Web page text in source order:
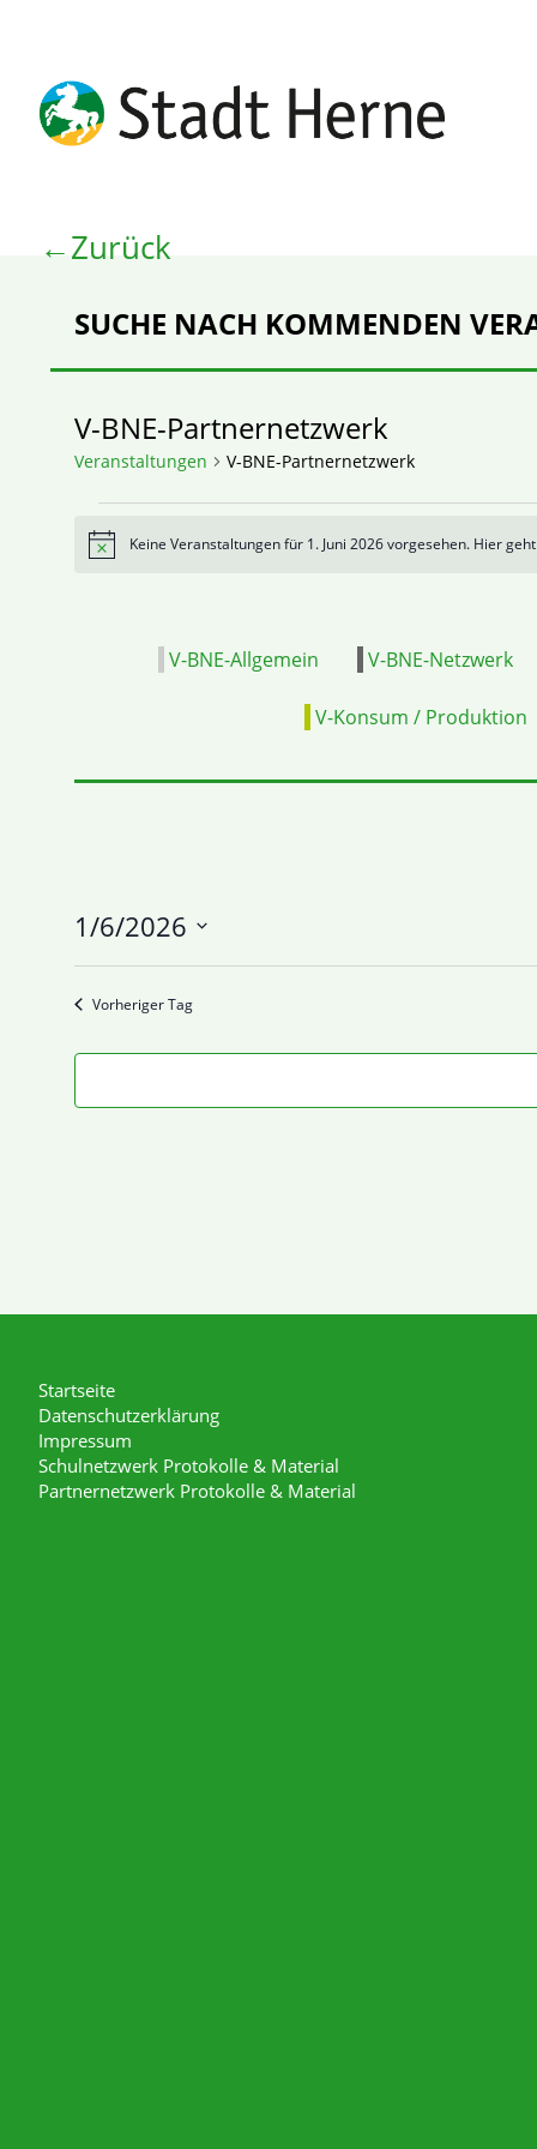
Zurück
SUCHE NACH KOMMENDEN
V-BNE-Partnernetzwerk
Veranstaltungen V-BNE-Partnernetzwerk
HinweisKeine Veranstaltungen für 1. Juni 2026 vorgesehen. Hier
V-BNE-Allgemein V-BNE-Netzwerk
V-Konsum / Produktion
1/6/2026
Datum
wählen.
Vorheriger Tag
Startseite
Datenschutzerklärung
Impressum
Schulnetzwerk Protokolle & Material
Partnernetzwerk Protokolle & Material